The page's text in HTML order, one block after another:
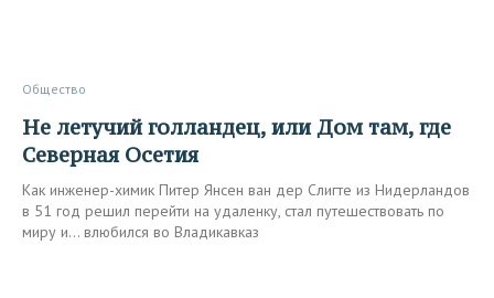
Общество
Не летучий голландец, или Дом там, где
Северная Осетия
Как инженер-химик Питер Янсен ван дер Слигте из Нидерландов
в 51 год решил перейти на удаленку, стал путешествовать по
миру и… влюбился во Владикавказ